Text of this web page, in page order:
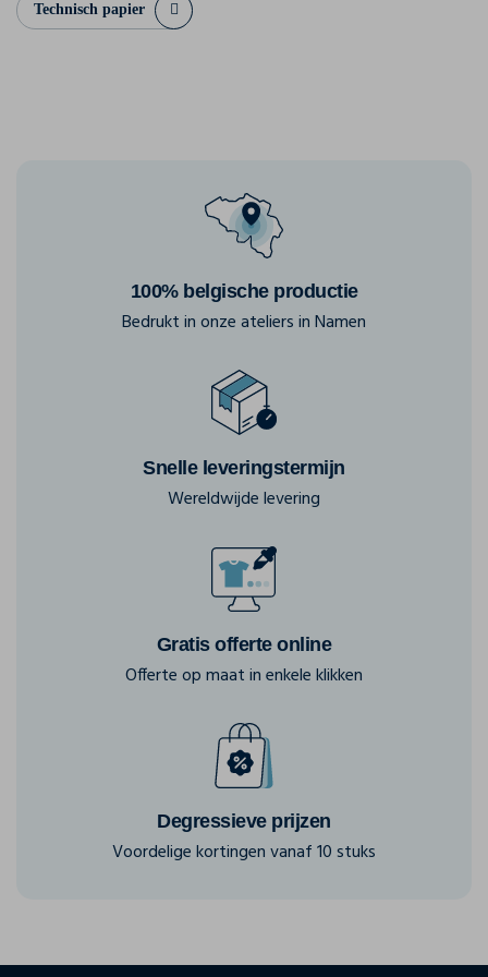
Technisch papier
100% belgische productie
Bedrukt in onze ateliers in Namen
Snelle leveringstermijn
Wereldwijde levering
Gratis offerte online
Offerte op maat in enkele klikken
Degressieve prijzen
Voordelige kortingen vanaf 10 stuks